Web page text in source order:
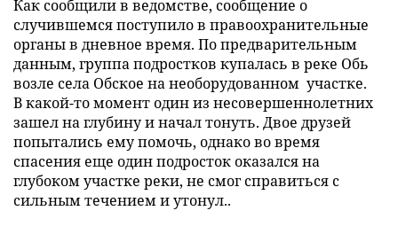
Как сообщили в ведомстве, сообщение о
случившемся поступило в правоохранительные
органы в дневное время. По предварительным
данным, группа подростков купалась в реке Обь
возле села Обское на необорудованном участке.
В какой-то момент один из несовершеннолетних
зашел на глубину и начал тонуть. Двое друзей
попытались ему помочь, однако во время
спасения еще один подросток оказался на
глубоком участке реки, не смог справиться с
сильным течением и утонул..